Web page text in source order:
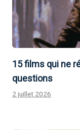
15 films qui ne
questions
2 juillet 2026